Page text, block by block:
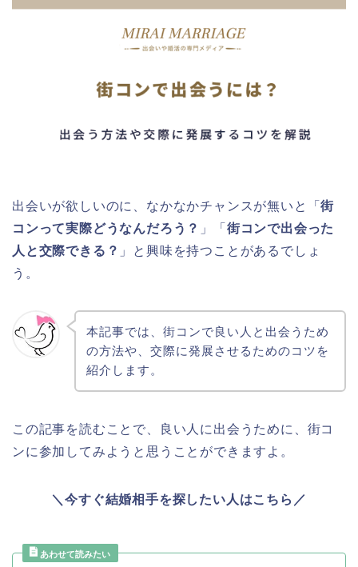
出会いが欲しいのに、なかなかチャンスが無いと「街
コンって実際どうなんだろう？ 」「 街コンで出会った
人と交際できる？ 」と興味を持つことがあるでしょ
う。
本記事では、街コンで良い人と出会うため
の方法や、交際に発展させるためのコツを
紹介します。
この記事を読むことで、良い人に出会うために、街コ
ンに参加してみようと思うことができますよ。
＼今すぐ結婚相手を探したい人はこちら／